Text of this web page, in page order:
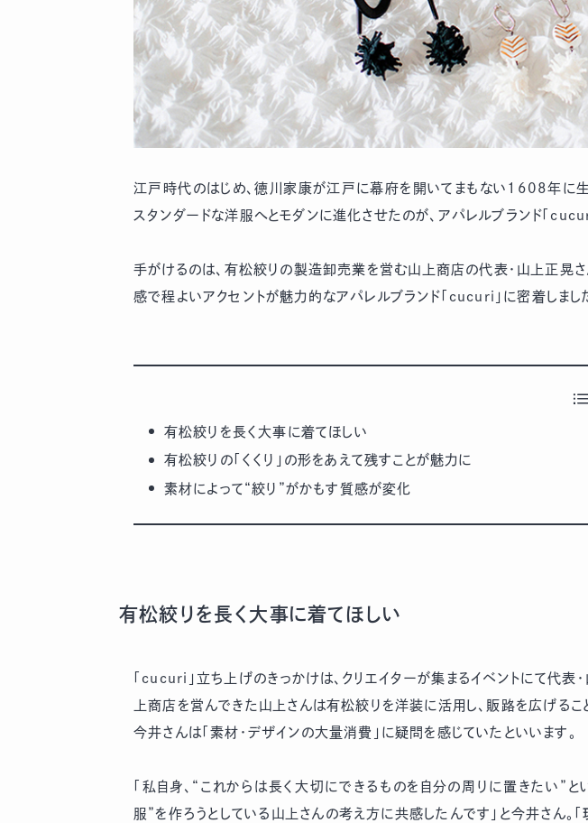
江戸時代のはじめ、徳川家康が江戸に幕府を開いてまもない1608年に
スタンダードな洋服へとモダンに進化させたのが、アパレルブランド「cucuri
手がけるのは、有松絞りの製造卸売業を営む山上商店の代表・山上正晃
感で程よいアクセントが魅力的なアパレルブランド「cucuri」に密着しまし
有松絞りを長く大事に着てほしい
有松絞りの「くくり」の形をあえて残すことが魅力に
素材によって“絞り”がかもす質感が変化
有松絞りを長く大事に着てほしい
「cucuri」立ち上げのきっかけは、クリエイターが集まるイベントにて代表
上商店を営んできた山上さんは有松絞りを洋装に活用し、販路を広げるこ
今井さんは「素材・デザインの大量消費」に疑問を感じていたといいます。
「私自身、“これからは長く大切にできるものを自分の周りに置きたい”
服”を作ろうとしている山上さんの考え方に共感したんです」と今井さん。「